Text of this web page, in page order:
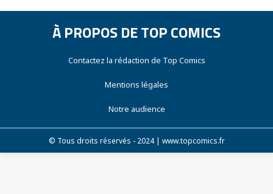
À PROPOS DE TOP COMICS
Contactez la rédaction de Top Comics
Mentions légales
Notre audience
© Tous droits réservés - 2024 | www.topcomics.fr